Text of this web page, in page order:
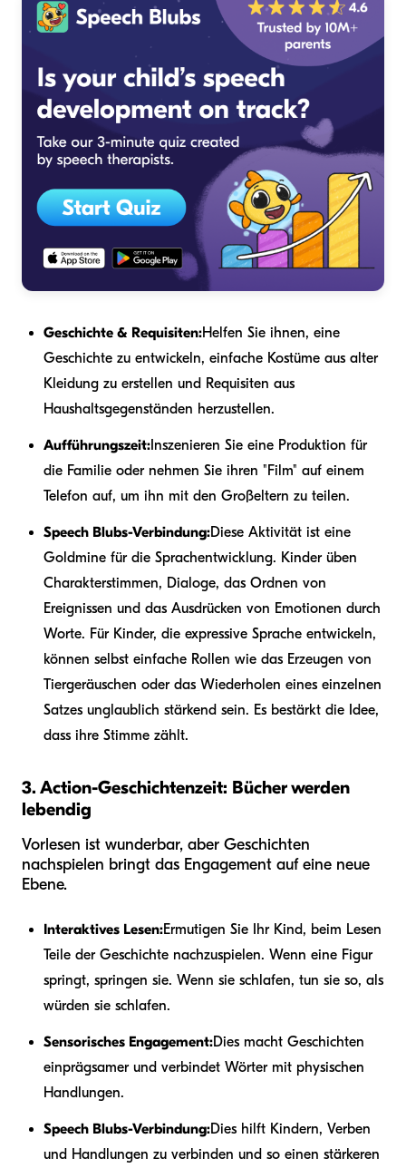
Geschichte & Requisiten:Helfen Sie ihnen, eine
Geschichte zu entwickeln, einfache Kostüme aus alter
Kleidung zu erstellen und Requisiten aus
Haushaltsgegenständen herzustellen.
Aufführungszeit: Inszenieren Sie eine Produktion für
die Familie oder nehmen Sie ihren "Film" auf einem
Telefon auf, um ihn mit den Großeltern zu teilen.
Speech Blubs-Verbindung:Diese Aktivität ist eine
Goldmine für die Sprachentwicklung. Kinder üben
Charakterstimmen, Dialoge, das Ordnen von
Ereignissen und das Ausdrücken von Emotionen durch
Worte. Für Kinder, die expressive Sprache entwickeln,
können selbst einfache Rollen wie das Erzeugen von
Tiergeräuschen oder das Wiederholen eines einzelnen
Satzes unglaublich stärkend sein. Es bestärkt die Idee,
dass ihre Stimme zählt.
3. Action-Geschichtenzeit: Bücher werden
lebendig
Vorlesen ist wunderbar, aber Geschichten
nachspielen bringt das Engagement auf eine neue
Ebene.
Interaktives Lesen:Ermutigen Sie Ihr Kind, beim Lesen
Teile der Geschichte nachzuspielen. Wenn eine Figur
springt, springen sie. Wenn sie schlafen, tun sie so, als
würden sie schlafen.
Sensorisches Engagement:Dies macht Geschichten
einprägsamer und verbindet Wörter mit physischen
Handlungen.
Speech Blubs-Verbindung:Dies hilft Kindern, Verben
und Handlungen zu verbinden und so einen stärkeren